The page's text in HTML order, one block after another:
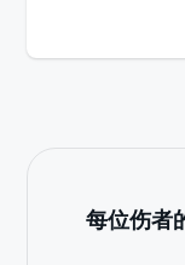
每位伤者